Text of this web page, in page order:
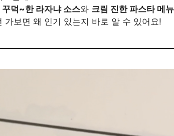
꾸덕~한 라자냐 소스와 크림 진한 파스타 메뉴
보면 왜 인기 있는지 바로 알 수 있어요!